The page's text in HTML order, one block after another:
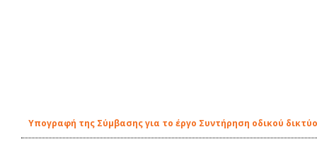
Υπογραφή της Σύμβασης για το έργο Συντήρηση οδικού